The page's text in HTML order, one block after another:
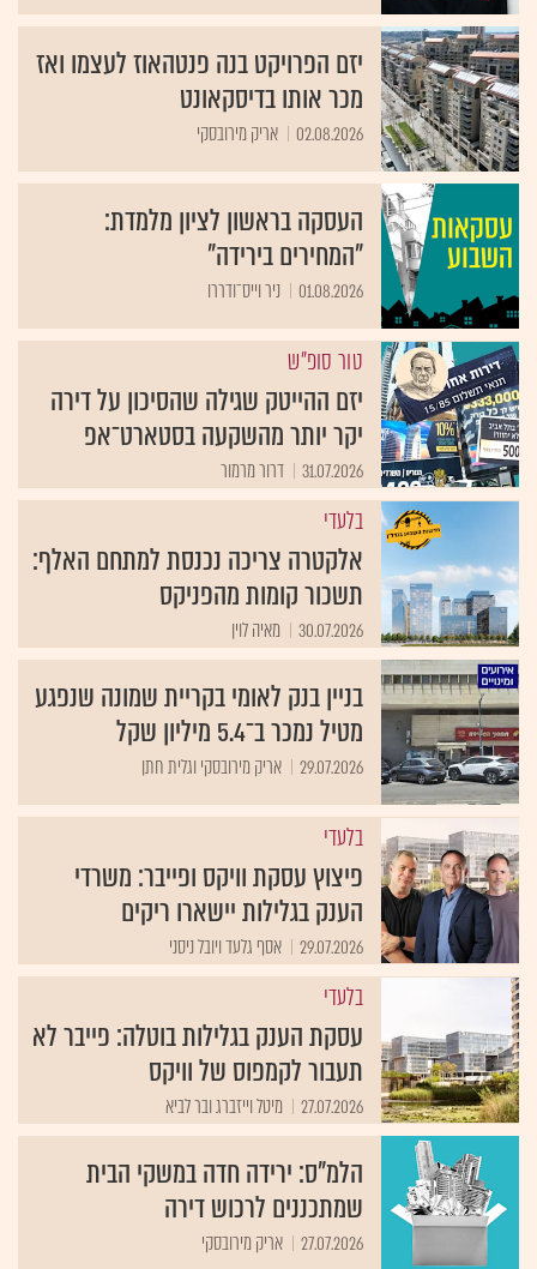
יזם הפרויקט בנה פנטהאוז לעצמו ואז
מכר אותו בדיסקאונט
02.08.2026 אריק מירובסקי
העסקה בראשון לציון מלמדת:
"המחירים בירידה"
01.08.2026 ניר וייס־ודררו
טור סופ"ש
יזם ההייטק שגילה שהסיכון על דירה
יקר יותר מהשקעה בסטארט־אפ
31.07.2026 דרור מרמור
בלעדי
אלקטרה צריכה נכנסת למתחם האלף:
תשכור קומות מהפניקס
30.07.2026 מאיה לוין
בניין בנק לאומי בקריית שמונה שנפגע
מטיל נמכר ב־5.4 מיליון שקל
29.07.2026 אריק מירובסקי וגלית חתן
בלעדי
פיצוץ עסקת וויקס ופייבר: משרדי
הענק בגלילות יישארו ריקים
29.07.2026 אסף גלעד ויובל ניסני
בלעדי
עסקת הענק בגלילות בוטלה: פייבר לא
תעבור לקמפוס של וויקס
27.07.2026 מיטל וייזברג ובר לביא
הלמ"ס: ירידה חדה במשקי הבית
שמתכננים לרכוש דירה
27.07.2026 אריק מירובסקי